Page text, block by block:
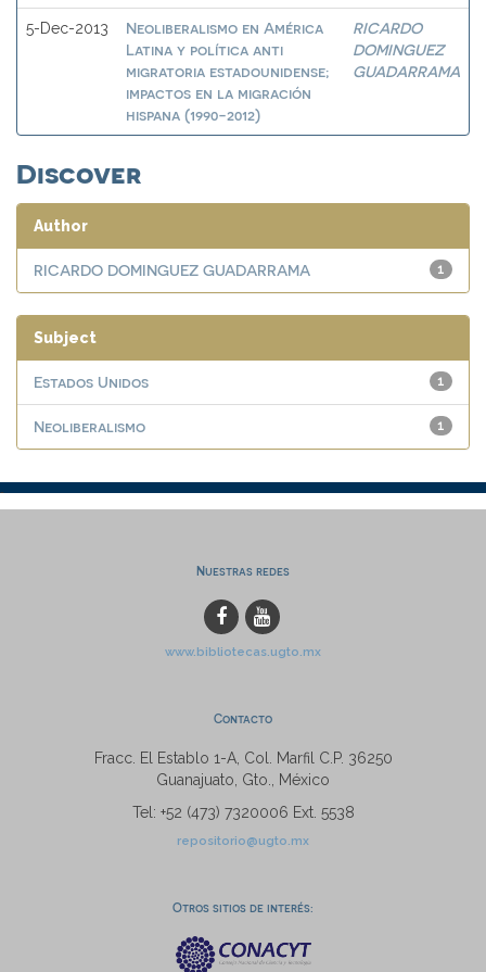
5-Dec-2013
Neoliberalismo en América
Latina y política anti
migratoria estadounidense;
impactos en la migración
hispana (1990-2012)
RICARDO
DOMINGUEZ
GUADARRAMA
Discover
Author
1
RICARDO DOMINGUEZ GUADARRAMA
Subject
1
Estados Unidos
1
Neoliberalismo
Nuestras redes
www.bibliotecas.ugto.mx
Contacto
Fracc. El Establo 1-A, Col. Marfil C.P. 36250
Guanajuato, Gto., México
Tel: +52 (473) 7320006 Ext. 5538
repositorio@ugto.mx
Otros sitios de interés: